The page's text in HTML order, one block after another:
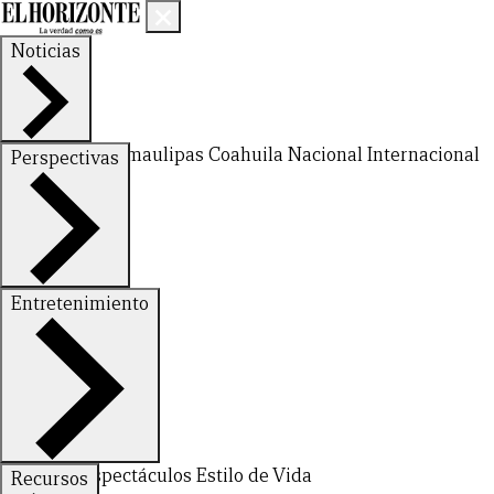
Noticias
Nuevo LeónTamaulipas Coahuila NacionalInternacional
Perspectivas
FinanzasOpinión
Entretenimiento
DeportesEspectáculos Estilo de Vida
Recursos
CERRAR